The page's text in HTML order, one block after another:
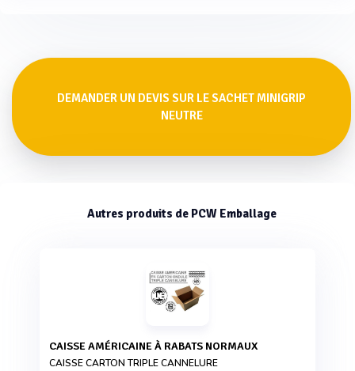
DEMANDER UN DEVIS SUR LE SACHET MINIGRIP
NEUTRE
Autres produits de PCW Emballage
CAISSE AMÉRICAINE À RABATS NORMAUX
CAISSE CARTON TRIPLE CANNELURE